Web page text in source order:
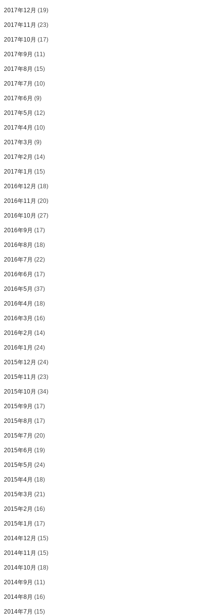
2017年12月 (19)
2017年11月 (23)
2017年10月 (17)
2017年9月 (11)
2017年8月 (15)
2017年7月 (10)
2017年6月 (9)
2017年5月 (12)
2017年4月 (10)
2017年3月 (9)
2017年2月 (14)
2017年1月 (15)
2016年12月 (18)
2016年11月 (20)
2016年10月 (27)
2016年9月 (17)
2016年8月 (18)
2016年7月 (22)
2016年6月 (17)
2016年5月 (37)
2016年4月 (18)
2016年3月 (16)
2016年2月 (14)
2016年1月 (24)
2015年12月 (24)
2015年11月 (23)
2015年10月 (34)
2015年9月 (17)
2015年8月 (17)
2015年7月 (20)
2015年6月 (19)
2015年5月 (24)
2015年4月 (18)
2015年3月 (21)
2015年2月 (16)
2015年1月 (17)
2014年12月 (15)
2014年11月 (15)
2014年10月 (18)
2014年9月 (11)
2014年8月 (16)
2014年7月 (15)